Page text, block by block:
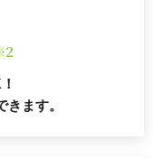
ます。